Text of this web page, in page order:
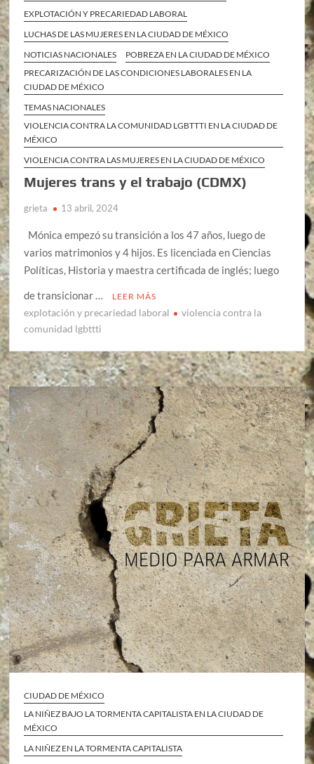
EXPLOTACIÓN Y PRECARIEDAD LABORAL
LUCHAS DE LAS MUJERES EN LA CIUDAD DE MÉXICO
NOTICIAS NACIONALES
POBREZA EN LA CIUDAD DE MÉXICO
PRECARIZACIÓN DE LAS CONDICIONES LABORALES EN LA
CIUDAD DE MÉXICO
TEMAS NACIONALES
VIOLENCIA CONTRA LA COMUNIDAD LGBTTTI EN LA CIUDAD DE
MÉXICO
VIOLENCIA CONTRA LAS MUJERES EN LA CIUDAD DE MÉXICO
Mujeres trans y el trabajo (CDMX)
grieta 13 abril, 2024
Mónica empezó su transición a los 47 años, luego de
varios matrimonios y 4 hijos. Es licenciada en Ciencias
Políticas, Historia y maestra certificada de inglés; luego
de transicionar …
LEER MÁS
explotación y precariedad laboral
violencia contra la
comunidad lgbttti
CIUDAD DE MÉXICO
LA NIÑEZ BAJO LA TORMENTA CAPITALISTA EN LA CIUDAD DE
MÉXICO
LA NIÑEZ EN LA TORMENTA CAPITALISTA